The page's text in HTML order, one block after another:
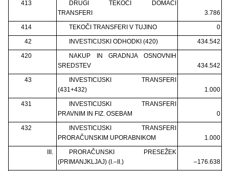
413
DRUGI TEKOČI DOMAČI
TRANSFERI
3.786
414
TEKOČI TRANSFERI V TUJINO
0
42
INVESTICIJSKI ODHODKI (420)
434.542
420
NAKUP IN GRADNJA OSNOVNIH
SREDSTEV
434.542
43
INVESTICIJSKI TRANSFERI
(431+432)
1.000
431
INVESTICIJSKI TRANSFERI
PRAVNIM IN FIZ. OSEBAM
0
432
INVESTICIJSKI TRANSFERI
PRORAČUNSKIM UPORABNIKOM
1.000
III.
PRORAČUNSKI PRESEŽEK
(PRIMANJKLJAJ) (I.–II.)
–176.638